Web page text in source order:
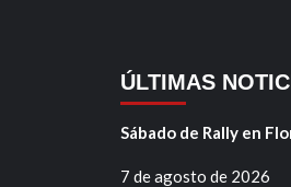
ÚLTIMAS
Sábado de Rally en
7 de agosto de 2026